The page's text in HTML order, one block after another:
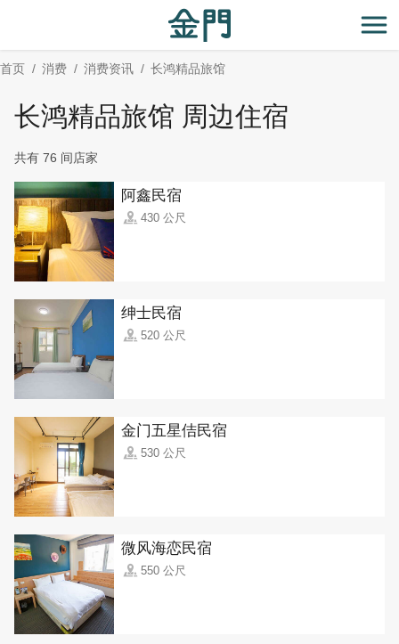
主
要
开
首页 消费 消费资讯 长鸿精品旅馆
长鸿精品旅馆 周边住宿
共有 76 间店家
阿鑫民宿
430 公尺
绅士民宿
520 公尺
金门五星佶民宿
530 公尺
微风海恋民宿
550 公尺